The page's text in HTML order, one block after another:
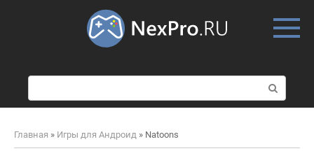
о
и
к
Главная » Игры для Андроид » Natoons